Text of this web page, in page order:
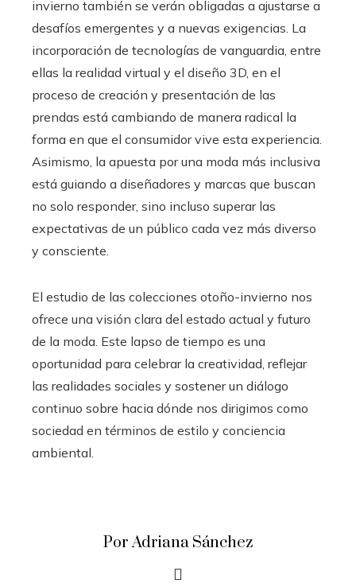
invierno también se verán obligadas a ajustarse a
desafíos emergentes y a nuevas exigencias. La
incorporación de tecnologías de vanguardia, entre
ellas la realidad virtual y el diseño 3D, en el
proceso de creación y presentación de las
prendas está cambiando de manera radical la
forma en que el consumidor vive esta experiencia.
Asimismo, la apuesta por una moda más inclusiva
está guiando a diseñadores y marcas que buscan
no solo responder, sino incluso superar las
expectativas de un público cada vez más diverso
y consciente.
El estudio de las colecciones otoño-invierno nos
ofrece una visión clara del estado actual y futuro
de la moda. Este lapso de tiempo es una
oportunidad para celebrar la creatividad, reflejar
las realidades sociales y sostener un diálogo
continuo sobre hacia dónde nos dirigimos como
sociedad en términos de estilo y conciencia
ambiental.
Por Adriana Sánchez